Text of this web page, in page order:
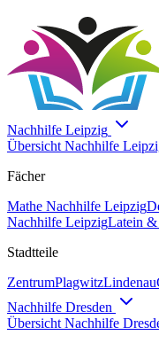
Nachhilfe Leipzig
Übersicht Nachhilfe
Fächer
Mathe Nachhilfe Leipzig
Nachhilfe LeipzigLatein &
Stadtteile
ZentrumPlagwitzLindenau
Nachhilfe Dresden
Übersicht Nachhilfe